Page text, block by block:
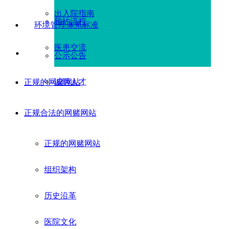
出入院指南
预约流程
医患交流
环境管理体系标准
公示公告
诚聘人才
正规的网赌网站
正规合法的网赌网站
正规的网赌网站
组织架构
历史沿革
医院文化